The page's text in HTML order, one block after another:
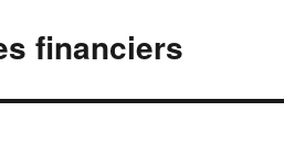
financiers